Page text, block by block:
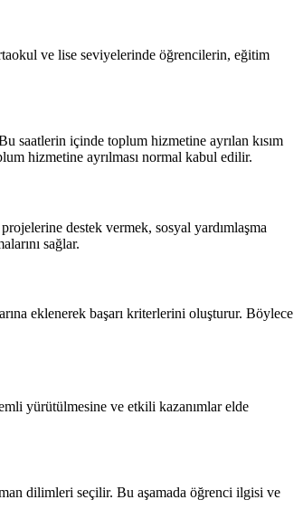
ve lise seviyelerinde öğrencilerin, eğitim
saatlerin içinde toplum hizmetine ayrılan kısım
hizmetine ayrılması normal kabul edilir.
destek vermek, sosyal yardımlaşma
sağlar.
eklenerek başarı kriterlerini oluşturur. Böylece
yürütülmesine ve etkili kazanımlar elde
dilimleri seçilir. Bu aşamada öğrenci ilgisi ve